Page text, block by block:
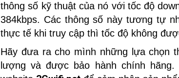
thông số kỹ thuật của nó với tốc độ
384kbps. Các thông số này tương tự
thực tế khi truy cập thì tốc độ không
Hãy đưa ra cho mình những lựa chọn
lượng và được bảo hành chính